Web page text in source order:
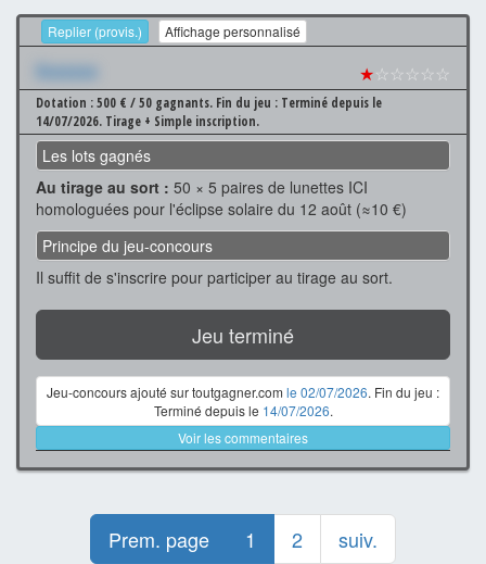
Replier (provis.) Affichage personnalisé
Xxxxxxx ★☆☆☆☆☆
Dotation : 500 € / 50 gagnants. Fin du jeu : Terminé depuis le
14/07/2026. Tirage + Simple inscription.
Les lots gagnés
Au tirage au sort : 50 × 5 paires de lunettes ICI
homologuées pour l'éclipse solaire du 12 août (≈10 €)
Principe du jeu-concours
Il suffit de s'inscrire pour participer au tirage au sort.
Jeu terminé
Jeu-concours ajouté sur toutgagner.com le 02/07/2026. Fin du jeu :
Terminé depuis le 14/07/2026.
Voir les commentaires
Prem. page 1 2 suiv.